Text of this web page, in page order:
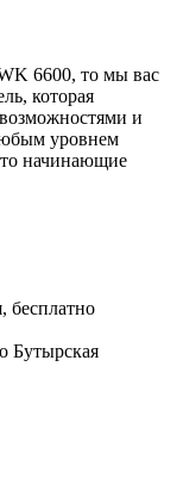
6600, то мы вас
которая
и
уровнем
начинающие
бесплатно
Бутырская